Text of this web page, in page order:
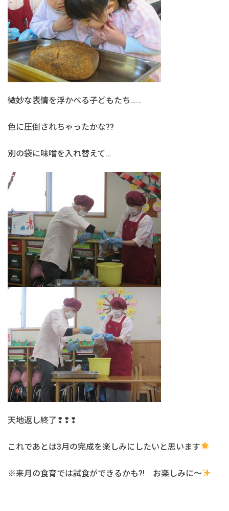
微妙な表情を浮かべる子どもたち……
色に圧倒されちゃったかな??
別の袋に味噌を入れ替えて…
天地返し終了❢❢❢
これであとは3月の完成を楽しみにしたいと思います
※来月の食育では試食ができるかも?! お楽しみに～